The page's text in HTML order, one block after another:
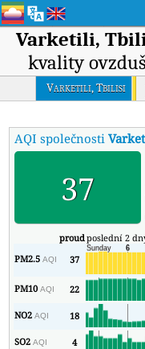
Varketili,
kvality
Varketili, Tbilisi
AQI společnosti
37
proudposlední 2
PM2.5AQI 37
PM10AQI 22
NO2AQI 18
SO2AQI 4